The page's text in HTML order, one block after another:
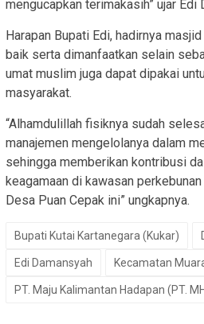
mengucapkan terimakasih” ujar Edi
Harapan Bupati Edi, hadirnya
baik serta dimanfaatkan selain
umat muslim juga dapat dipakai
masyarakat.
“Alhamdulillah fisiknya sudah
manajemen mengelolanya dalam
sehingga memberikan kontribusi
keagamaan di kawasan
Desa Puan Cepak ini” ungkapnya.
Bupati Kutai Kartanegara (Kukar)
Edi Damansyah Kecamatan
PT. Maju Kalimantan Hadapan (PT.